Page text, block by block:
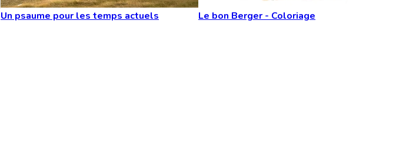
Un psaume pour les temps actuels Le bon Berger - Coloriage